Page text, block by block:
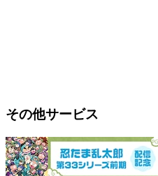
その他サービス